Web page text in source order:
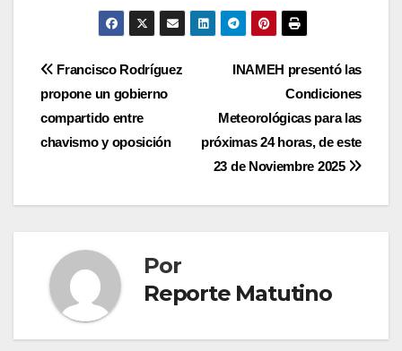
Navegación
de
entradas
INAMEH presentó las
Condiciones
Meteorológicas para las
próximas 24 horas, de este
23 de Noviembre 2025
Francisco Rodríguez
propone un gobierno
compartido entre
chavismo y oposición
Por
Reporte Matutino